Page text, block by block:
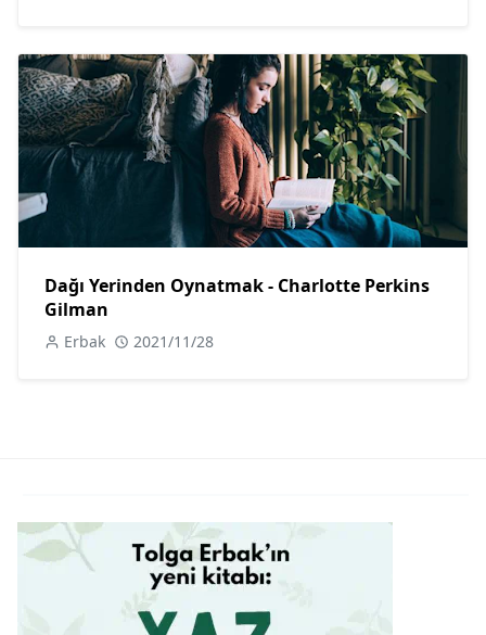
Dağı Yerinden Oynatmak - Charlotte Perkins
Gilman
Erbak 2021/11/28